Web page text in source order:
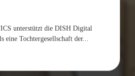
unterstützt die DISH Digital
eine Tochtergesellschaft der...